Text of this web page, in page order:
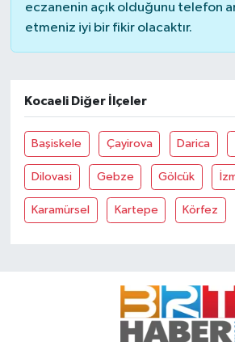
eczanenin açık olduğunu telefon
etmeniz iyi bir fikir olacaktır.
Kocaeli Diğer İlçeler
Başiskele Çayirova Darica
Dilovasi Gebze Gölcük
Karamürsel Kartepe Körfez